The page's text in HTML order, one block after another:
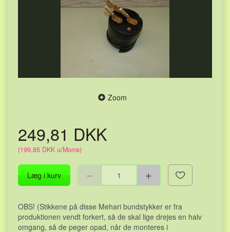
Zoom
249,81 DKK
(199,85 DKK u/Moms)
Læg i kurv
OBS! (Stikkene på disse Mehari bundstykker er fra
produktionen vendt forkert, så de skal lige drejes en halv
omgang, så de peger opad, når de monteres i